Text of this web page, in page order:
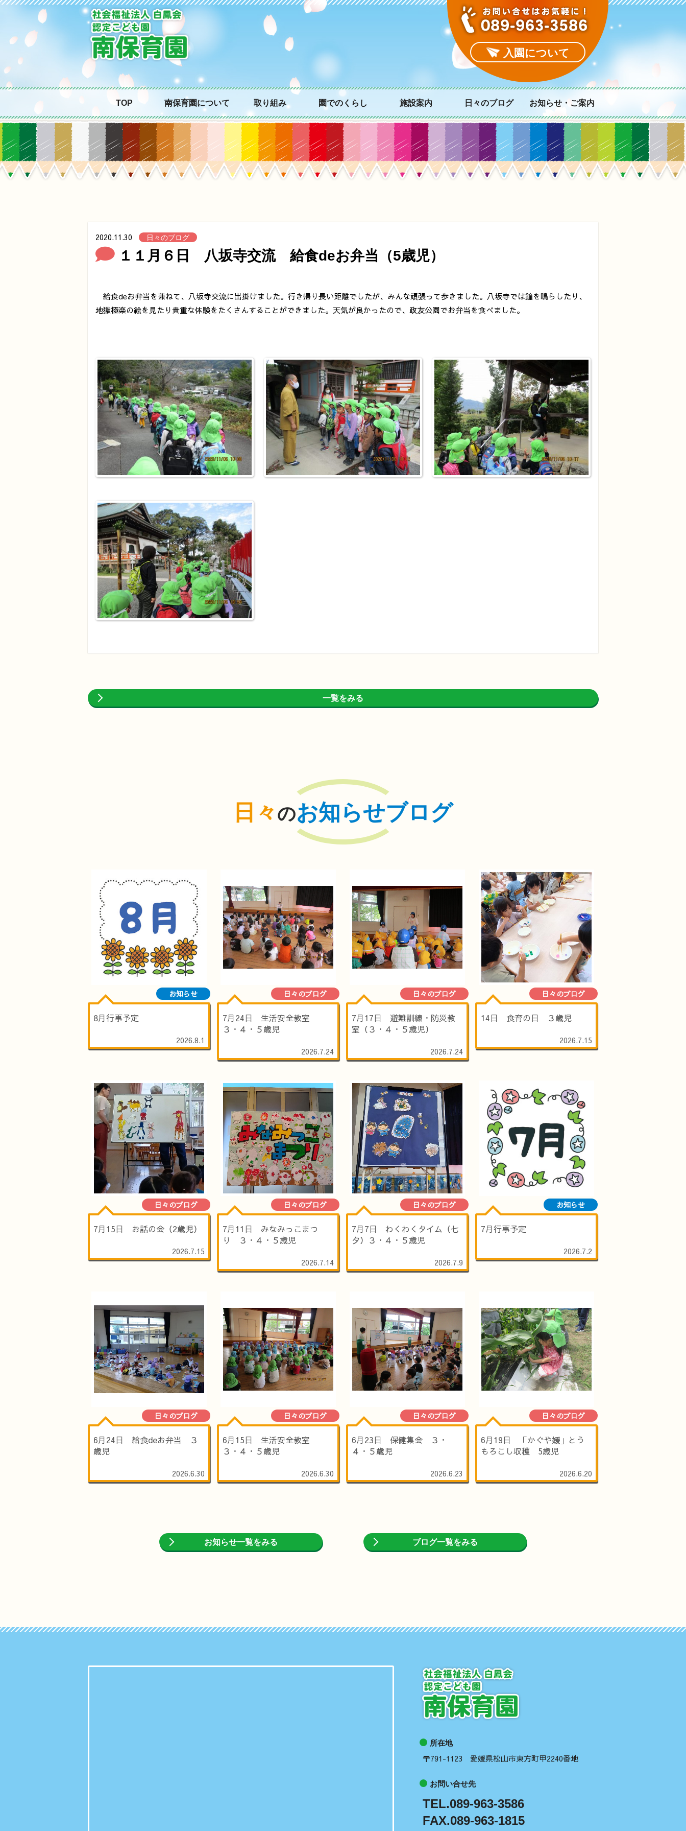
入園について
TOP 南保育園について 取り組み 園でのくらし 施設案内 日々のブログ お知らせ・ご案内
2020.11.30 日々のブログ
１１月６日 八坂寺交流 給食deお弁当（5歳児）
給食deお弁当を兼ねて、八坂寺交流に出掛けました。行き帰り長い距離でしたが、みんな頑張って歩きました。八坂寺では鐘を鳴らしたり、
地獄極楽の絵を見たり貴重な体験をたくさんすることができました。天気が良かったので、政友公園でお弁当を食べました。
一覧をみる
日々のお知らせブログ
お知らせ
8月行事予定
2026.8.1
日々のブログ
7月24日 生活安全教室
３・４・５歳児
2026.7.24
日々のブログ
7月17日 避難訓練・防災教
室（３・４・５歳児）
2026.7.24
日々のブログ
14日 食育の日 ３歳児
2026.7.15
日々のブログ
7月15日 お話の会（2歳児）
2026.7.15
日々のブログ
7月11日 みなみっこまつ
り ３・４・５歳児
2026.7.14
日々のブログ
7月7日 わくわくタイム（七
夕）３・４・５歳児
2026.7.9
お知らせ
7月行事予定
2026.7.2
日々のブログ
6月24日 給食deお弁当 ３
歳児
2026.6.30
日々のブログ
6月15日 生活安全教室
３・４・５歳児
2026.6.30
日々のブログ
6月23日 保健集会 ３・
４・５歳児
2026.6.23
日々のブログ
6月19日 「かぐや媛」とう
もろこし収穫 5歳児
2026.6.20
お知らせ一覧をみる ブログ一覧をみる
所在地
〒791-1123 愛媛県松山市東方町甲2240番地
お問い合せ先
TEL.089-963-3586
FAX.089-963-1815